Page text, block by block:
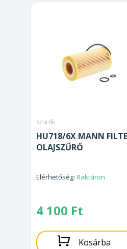
Szűrők
HU718/6X MANN
OLAJSZŰRŐ
Elérhetőség: Raktáron
4 100 Ft
Kosárba